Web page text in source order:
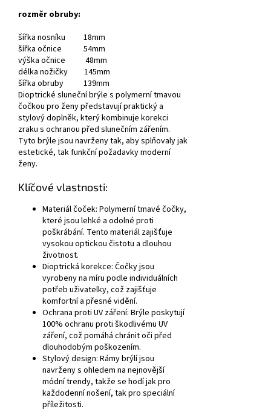
rozměr obruby:
šířka nosníku 18mm
šířka očnice 54mm
výška očnice 48mm
délka nožičky 145mm
šířka obruby 139mm
Dioptrické sluneční brýle s polymerní tmavou
čočkou pro ženypředstavují praktický a
stylový doplněk, který kombinuje korekci
zraku s ochranou před slunečním zářením.
Tyto brýle jsou navrženy tak, aby splňovaly jak
estetické, tak funkční požadavky moderní
ženy.
Klíčové vlastnosti:
Materiál čoček: Polymerní tmavé čočky,
které jsou lehké a odolné proti
poškrábání. Tento materiál zajišťuje
vysokou optickou čistotu a dlouhou
životnost.
Dioptrická korekce: Čočky jsou
vyrobeny na míru podle individuálních
potřeb uživatelky, což zajišťuje
komfortní a přesné vidění.
Ochrana proti UV záření: Brýle poskytují
100% ochranu proti škodlivému UV
záření, což pomáhá chránit oči před
dlouhodobým poškozením.
Stylový design: Rámy brýlí jsou
navrženy s ohledem na nejnovější
módní trendy, takže se hodí jak pro
každodenní nošení, tak pro speciální
příležitosti.